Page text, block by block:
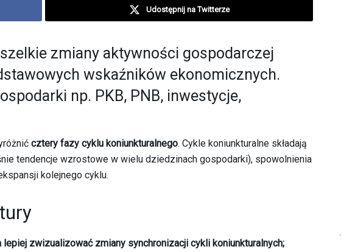
Udostępnij na Twitterze
zmiany aktywności gospodarczej
wskaźników ekonomicznych.
np. PKB, PNB, inwestycje,
cztery fazy cyklu koniunkturalnego. Cykle koniunkturalne składają
tendencje wzrostowe w wielu dziedzinach gospodarki), spowolnienia
kolejnego cyklu.
zwizualizować zmiany synchronizacji cykli koniunkturalnych;